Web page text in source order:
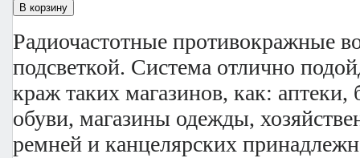
Радиочастотные противокражные
подсветкой. Система отлично
краж таких магазинов, как: аптеки,
обуви, магазины одежды,
ремней и канцелярских